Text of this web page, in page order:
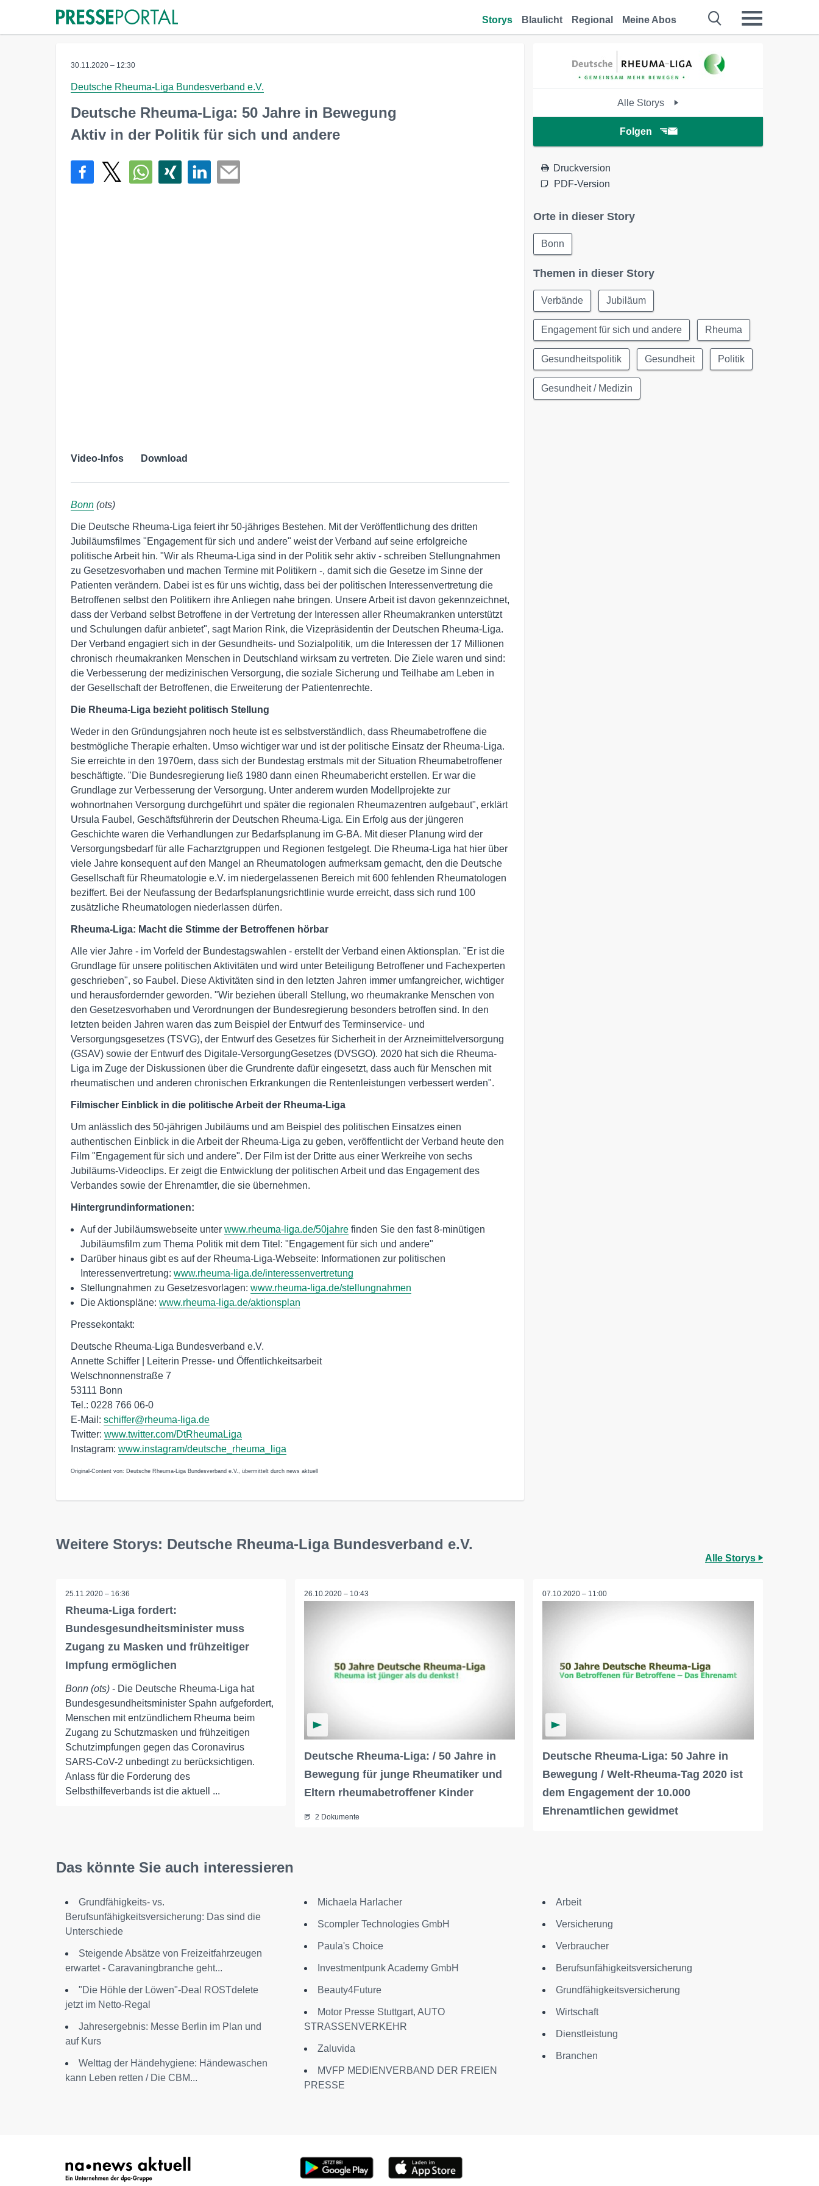
Storys Blaulicht Regional Meine Abos
30.11.2020 – 12:30
Deutsche Rheuma-Liga Bundesverband e.V.
Deutsche Rheuma-Liga: 50 Jahre in Bewegung
Aktiv in der Politik für sich und andere
Video-Infos Download
Bonn (ots)
Die Deutsche Rheuma-Liga feiert ihr 50-jähriges Bestehen. Mit der Veröffentlichung des dritten
Jubiläumsfilmes "Engagement für sich und andere" weist der Verband auf seine erfolgreiche
politische Arbeit hin. "Wir als Rheuma-Liga sind in der Politik sehr aktiv - schreiben Stellungnahmen
zu Gesetzesvorhaben und machen Termine mit Politikern -, damit sich die Gesetze im Sinne der
Patienten verändern. Dabei ist es für uns wichtig, dass bei der politischen Interessenvertretung die
Betroffenen selbst den Politikern ihre Anliegen nahe bringen. Unsere Arbeit ist davon gekennzeichnet,
dass der Verband selbst Betroffene in der Vertretung der Interessen aller Rheumakranken unterstützt
und Schulungen dafür anbietet", sagt Marion Rink, die Vizepräsidentin der Deutschen Rheuma-Liga.
Der Verband engagiert sich in der Gesundheits- und Sozialpolitik, um die Interessen der 17 Millionen
chronisch rheumakranken Menschen in Deutschland wirksam zu vertreten. Die Ziele waren und sind:
die Verbesserung der medizinischen Versorgung, die soziale Sicherung und Teilhabe am Leben in
der Gesellschaft der Betroffenen, die Erweiterung der Patientenrechte.
Die Rheuma-Liga bezieht politisch Stellung
Weder in den Gründungsjahren noch heute ist es selbstverständlich, dass Rheumabetroffene die
bestmögliche Therapie erhalten. Umso wichtiger war und ist der politische Einsatz der Rheuma-Liga.
Sie erreichte in den 1970ern, dass sich der Bundestag erstmals mit der Situation Rheumabetroffener
beschäftigte. "Die Bundesregierung ließ 1980 dann einen Rheumabericht erstellen. Er war die
Grundlage zur Verbesserung der Versorgung. Unter anderem wurden Modellprojekte zur
wohnortnahen Versorgung durchgeführt und später die regionalen Rheumazentren aufgebaut", erklärt
Ursula Faubel, Geschäftsführerin der Deutschen Rheuma-Liga. Ein Erfolg aus der jüngeren
Geschichte waren die Verhandlungen zur Bedarfsplanung im G-BA. Mit dieser Planung wird der
Versorgungsbedarf für alle Facharztgruppen und Regionen festgelegt. Die Rheuma-Liga hat hier über
viele Jahre konsequent auf den Mangel an Rheumatologen aufmerksam gemacht, den die Deutsche
Gesellschaft für Rheumatologie e.V. im niedergelassenen Bereich mit 600 fehlenden Rheumatologen
beziffert. Bei der Neufassung der Bedarfsplanungsrichtlinie wurde erreicht, dass sich rund 100
zusätzliche Rheumatologen niederlassen dürfen.
Rheuma-Liga: Macht die Stimme der Betroffenen hörbar
Alle vier Jahre - im Vorfeld der Bundestagswahlen - erstellt der Verband einen Aktionsplan. "Er ist die
Grundlage für unsere politischen Aktivitäten und wird unter Beteiligung Betroffener und Fachexperten
geschrieben", so Faubel. Diese Aktivitäten sind in den letzten Jahren immer umfangreicher, wichtiger
und herausfordernder geworden. "Wir beziehen überall Stellung, wo rheumakranke Menschen von
den Gesetzesvorhaben und Verordnungen der Bundesregierung besonders betroffen sind. In den
letzten beiden Jahren waren das zum Beispiel der Entwurf des Terminservice- und
Versorgungsgesetzes (TSVG), der Entwurf des Gesetzes für Sicherheit in der Arzneimittelversorgung
(GSAV) sowie der Entwurf des Digitale-VersorgungGesetzes (DVSGO). 2020 hat sich die Rheuma-
Liga im Zuge der Diskussionen über die Grundrente dafür eingesetzt, dass auch für Menschen mit
rheumatischen und anderen chronischen Erkrankungen die Rentenleistungen verbessert werden".
Filmischer Einblick in die politische Arbeit der Rheuma-Liga
Um anlässlich des 50-jährigen Jubiläums und am Beispiel des politischen Einsatzes einen
authentischen Einblick in die Arbeit der Rheuma-Liga zu geben, veröffentlicht der Verband heute den
Film "Engagement für sich und andere". Der Film ist der Dritte aus einer Werkreihe von sechs
Jubiläums-Videoclips. Er zeigt die Entwicklung der politischen Arbeit und das Engagement des
Verbandes sowie der Ehrenamtler, die sie übernehmen.
Hintergrundinformationen:
Auf der Jubiläumswebseite unter www.rheuma-liga.de/50jahre finden Sie den fast 8-minütigen
Jubiläumsfilm zum Thema Politik mit dem Titel: "Engagement für sich und andere"
Darüber hinaus gibt es auf der Rheuma-Liga-Webseite: Informationen zur politischen
Interessenvertretung: www.rheuma-liga.de/interessenvertretung
Stellungnahmen zu Gesetzesvorlagen: www.rheuma-liga.de/stellungnahmen
Die Aktionspläne: www.rheuma-liga.de/aktionsplan
Pressekontakt:
Deutsche Rheuma-Liga Bundesverband e.V.
Annette Schiffer | Leiterin Presse- und Öffentlichkeitsarbeit
Welschnonnenstraße 7
53111 Bonn
Tel.: 0228 766 06-0
E-Mail: schiffer@rheuma-liga.de
Twitter: www.twitter.com/DtRheumaLiga
Instagram: www.instagram/deutsche_rheuma_liga
Original-Content von: Deutsche Rheuma-Liga Bundesverband e.V., übermittelt durch news aktuell
Alle Storys
Folgen
Druckversion
PDF-Version
Orte in dieser Story
Bonn
Themen in dieser Story
Verbände Jubiläum
Engagement für sich und andere Rheuma
Gesundheitspolitik Gesundheit Politik
Gesundheit / Medizin
Weitere Storys: Deutsche Rheuma-Liga Bundesverband e.V.
Alle Storys
25.11.2020 – 16:36
Rheuma-Liga fordert:
Bundesgesundheitsminister muss
Zugang zu Masken und frühzeitiger
Impfung ermöglichen
Bonn (ots) - Die Deutsche Rheuma-Liga hat
Bundesgesundheitsminister Spahn aufgefordert,
Menschen mit entzündlichem Rheuma beim
Zugang zu Schutzmasken und frühzeitigen
Schutzimpfungen gegen das Coronavirus
SARS-CoV-2 unbedingt zu berücksichtigen.
Anlass für die Forderung des
Selbsthilfeverbands ist die aktuell ...
26.10.2020 – 10:43
Deutsche Rheuma-Liga: / 50 Jahre in
Bewegung für junge Rheumatiker und
Eltern rheumabetroffener Kinder
2 Dokumente
07.10.2020 – 11:00
Deutsche Rheuma-Liga: 50 Jahre in
Bewegung / Welt-Rheuma-Tag 2020 ist
dem Engagement der 10.000
Ehrenamtlichen gewidmet
Das könnte Sie auch interessieren
Grundfähigkeits- vs.
Berufsunfähigkeitsversicherung: Das sind die
Unterschiede
Steigende Absätze von Freizeitfahrzeugen
erwartet - Caravaningbranche geht...
"Die Höhle der Löwen"-Deal ROSTdelete
jetzt im Netto-Regal
Jahresergebnis: Messe Berlin im Plan und
auf Kurs
Welttag der Händehygiene: Händewaschen
kann Leben retten / Die CBM...
Michaela Harlacher
Scompler Technologies GmbH
Paula's Choice
Investmentpunk Academy GmbH
Beauty4Future
Motor Presse Stuttgart, AUTO
STRASSENVERKEHR
Zaluvida
MVFP MEDIENVERBAND DER FREIEN
PRESSE
Arbeit
Versicherung
Verbraucher
Berufsunfähigkeitsversicherung
Grundfähigkeitsversicherung
Wirtschaft
Dienstleistung
Branchen